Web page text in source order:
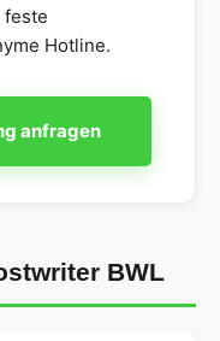
feste
Hotline.
anfragen
BWL